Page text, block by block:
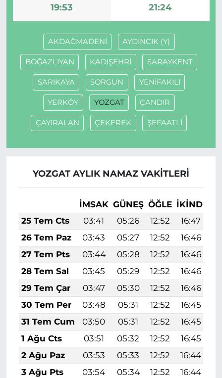
19:53 21:24
AKDAĞMADENİ AYDINCIK (Y)
BOĞAZLIYAN KADIŞEHRİ SARAYKENT
SARIKAYA SORGUN YENİFAKILI
YERKÖY YOZGAT ÇANDIR
ÇAYIRALAN ÇEKEREK ŞEFAATLİ
YOZGAT AYLIK NAMAZ VAKITLERI
İMSAK GÜNEŞ ÖĞLE İKINDI
25 Tem Cts
03:41 05:26 12:52 16:47
26 Tem Paz
03:43 05:27 12:52 16:46
27 Tem Pts
03:44 05:28 12:52 16:46
28 Tem Sal
03:45 05:29 12:52 16:46
29 Tem Çar
03:47 05:30 12:52 16:46
30 Tem Per
03:48 05:31 12:52 16:45
31 Tem Cum
03:50 05:31 12:52 16:45
1 Ağu Cts
03:51 05:32 12:52 16:45
2 Ağu Paz
03:53 05:33 12:52 16:44
3 Ağu Pts
03:54 05:34 12:52 16:44